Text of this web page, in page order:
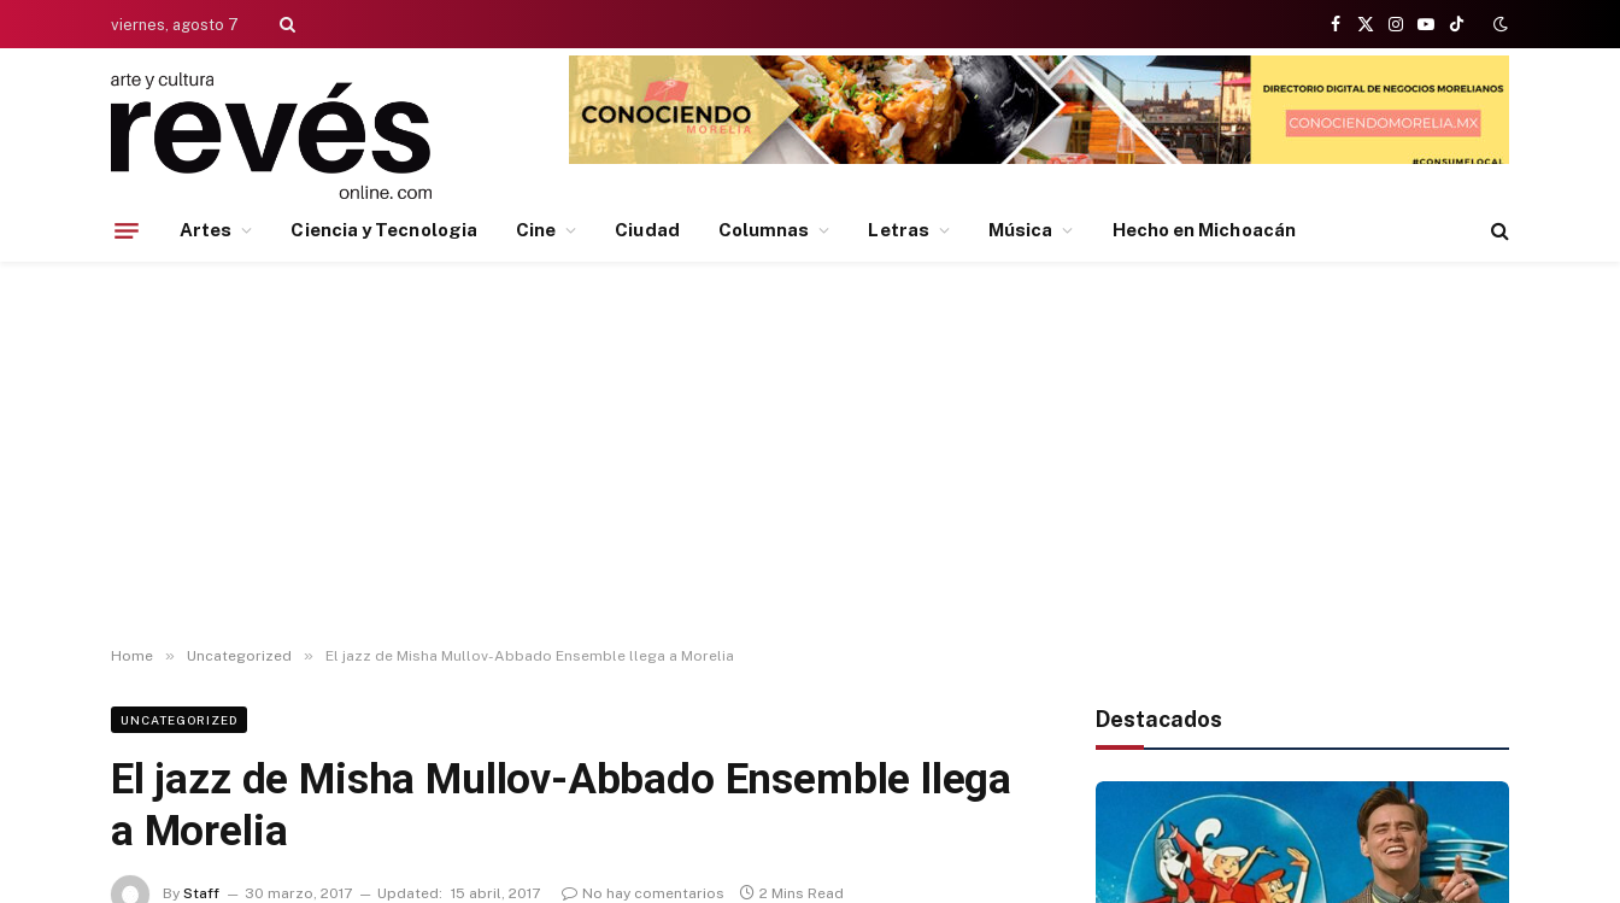
viernes, agosto 7
Facebook
X
(Twitter)
Instagram
YouTubeTikTok
Artes Ciencia y Tecnologia Cine Ciudad Columnas Letras Música Hecho en Michoacán
Home » Uncategorized » El jazz de Misha Mullov-Abbado Ensemble llega a Morelia
UNCATEGORIZED
El jazz de Misha Mullov-Abbado Ensemble llega
a Morelia
By Staff 30 marzo, 2017 Updated: 15 abril, 2017 No hay comentarios 2 Mins Read
Destacados